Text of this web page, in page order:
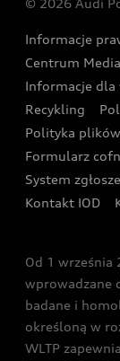
Wyszukaj
Oferta dla
Oferta dla
Kalkulator rat
Ubezpieczenie
Audi exclusive
Zasięg
Gwarancja
Akcje
Katalog online
Audi i Muzeum
Audi driving
Audi quattro
Audi i Puchar
Zakopanem
© 2026 Audi
Informacje
Centrum
Informacje
Recykling
Polityka
Formularz
System
Kontakt IOD
Od 1 września
wprowadzane
badane i
określoną w
WLTP